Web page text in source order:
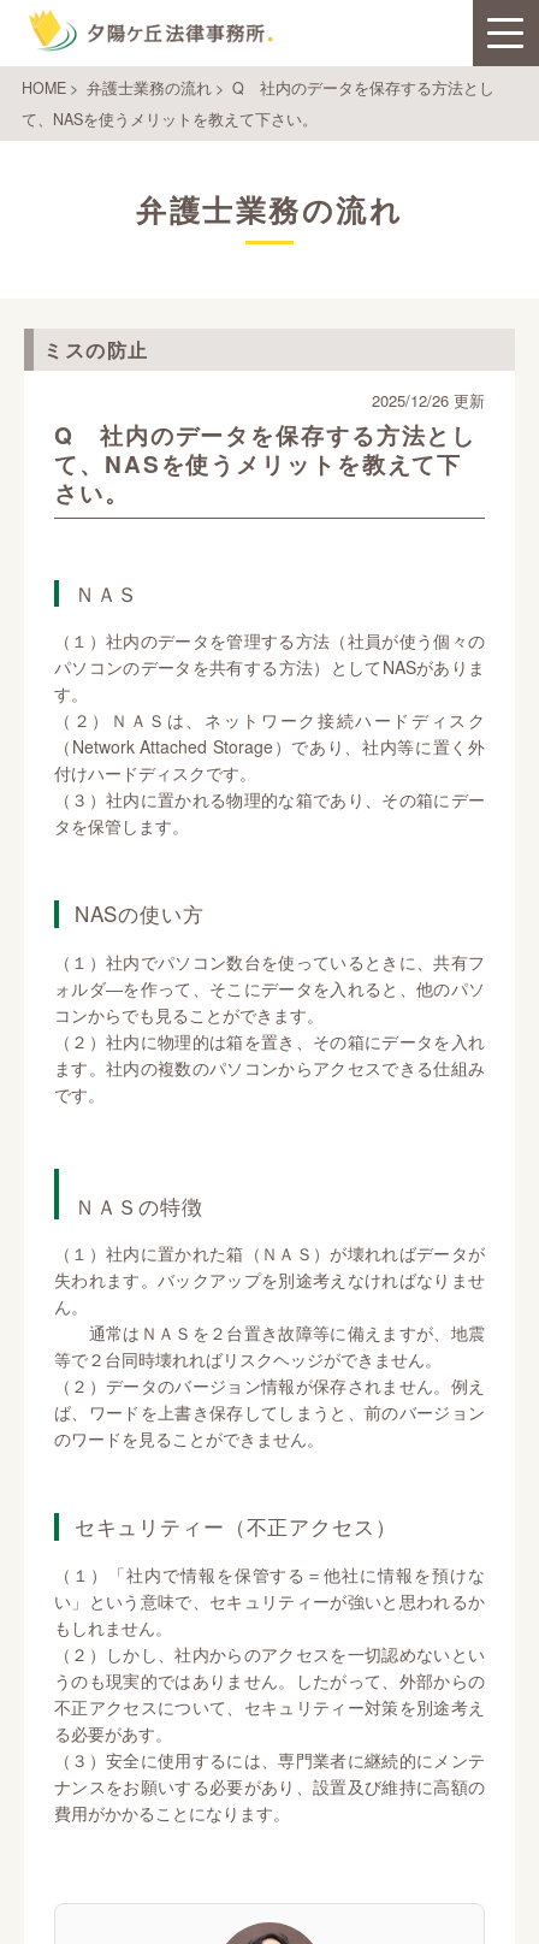
HOME> 弁護士業務の流れ> Q 社内のデータを保存する方法とし
て、NASを使うメリットを教えて下さい。
弁護士業務の流れ
ミスの防止
Q 社内のデータを保存する方法とし
て、NASを使うメリットを教えて下
さい。
2025/12/26 更新
ＮＡＳ
（１）社内のデータを管理する方法（社員が使う個々の
パソコンのデータを共有する方法）としてNASがありま
す。
（２）ＮＡＳは、ネットワーク接続ハードディスク
（Network Attached Storage）であり、社内等に置く外
付けハードディスクです。
（３）社内に置かれる物理的な箱であり、その箱にデー
タを保管します。
NASの使い方
（１）社内でパソコン数台を使っているときに、共有フ
ォルダ―を作って、そこにデータを入れると、他のパソ
コンからでも見ることができます。
（２）社内に物理的は箱を置き、その箱にデータを入れ
ます。社内の複数のパソコンからアクセスできる仕組み
です。
ＮＡＳの特徴
（１）社内に置かれた箱（ＮＡＳ）が壊れればデータが
失われます。バックアップを別途考えなければなりませ
ん。
通常はＮＡＳを２台置き故障等に備えますが、地震
等で２台同時壊れればリスクヘッジができません。
（２）データのバージョン情報が保存されません。例え
ば、ワードを上書き保存してしまうと、前のバージョン
のワードを見ることができません。
セキュリティー（不正アクセス）
（１）「社内で情報を保管する＝他社に情報を預けな
い」という意味で、セキュリティーが強いと思われるか
もしれません。
（２）しかし、社内からのアクセスを一切認めないとい
うのも現実的ではありません。したがって、外部からの
不正アクセスについて、セキュリティー対策を別途考え
る必要があす。
（３）安全に使用するには、専門業者に継続的にメンテ
ナンスをお願いする必要があり、設置及び維持に高額の
費用がかかることになります。